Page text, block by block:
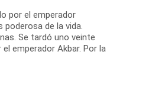
por el emperador
de la vida.
Se tardó uno veinte
emperador Akbar. Por la